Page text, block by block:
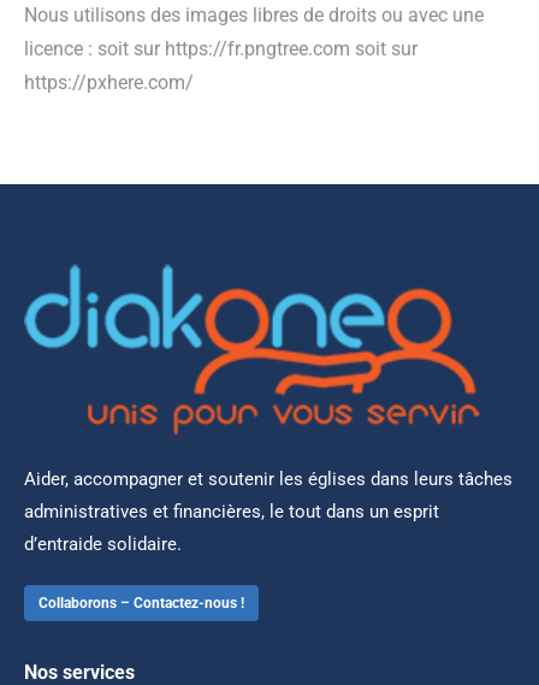
Nous utilisons des images libres de droits ou avec une
licence : soit sur https://fr.pngtree.com soit sur
https://pxhere.com/
Aider, accompagner et soutenir les églises dans leurs tâches
administratives et financières, le tout dans un esprit
d’entraide solidaire.
Collaborons – Contactez-nous !
Nos services